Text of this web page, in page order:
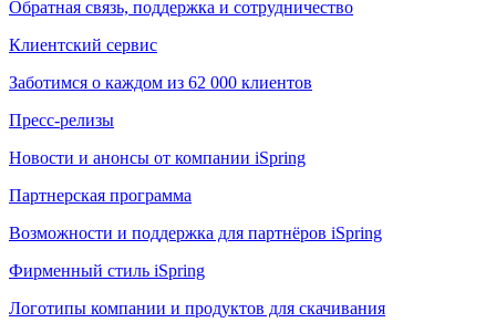
Обратная связь, поддержка и сотрудничество
Клиентский сервис
Заботимся о каждом из 62 000 клиентов
Пресс-релизы
Новости и анонсы от компании iSpring
Партнерская программа
Возможности и поддержка для партнёров iSpring
Фирменный стиль iSpring
Логотипы компании и продуктов для скачивания